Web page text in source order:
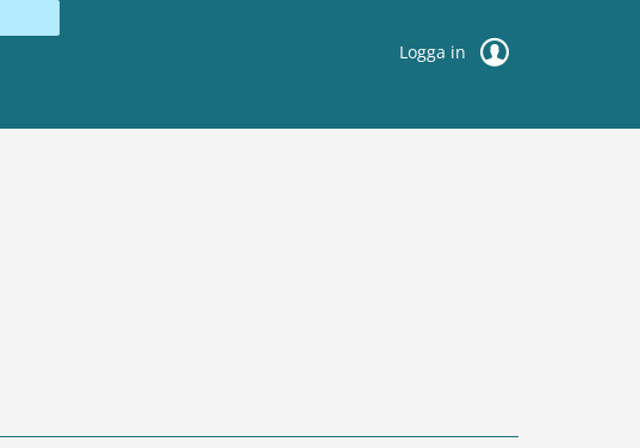
Logga in